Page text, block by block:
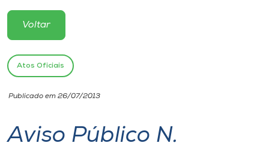
Atendimento ao Estudante
Portal de Ensino
Unoesc
Internacionalização
Voltar
Atos Oficiais
Publicado em 26/07/2013
Aviso Público N.